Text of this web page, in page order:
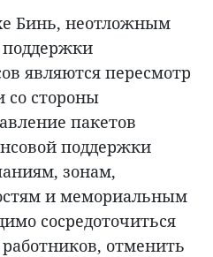
Бинь, неотложным
являются пересмотр
со стороны
пакетов
поддержки
зонам,
и мемориальным
сосредоточиться
отменить